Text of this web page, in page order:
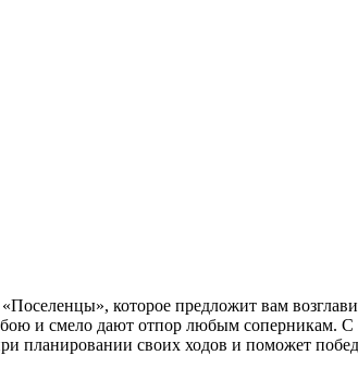
которое предложит вам
и смело дают отпор любым соперникам. С
планировании своих ходов и поможет